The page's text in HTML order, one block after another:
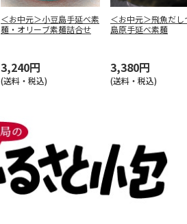
＜お中元＞小豆島手延べ素
麺・オリーブ素麺詰合せ
3,240円
(送料・税込)
＜お中元＞飛魚だし
島原手延べ素麺
3,380円
(送料・税込)